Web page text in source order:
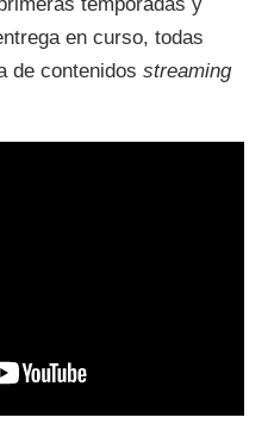
temporadas y
en curso, todas
de contenidos streaming